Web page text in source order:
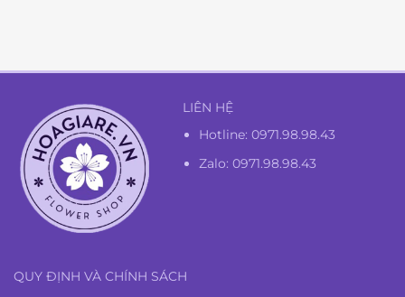
LIÊN HỆ
Hotline:0971.98.98.43
Zalo: 0971.98.98.43
QUY ĐỊNH VÀ CHÍNH SÁCH